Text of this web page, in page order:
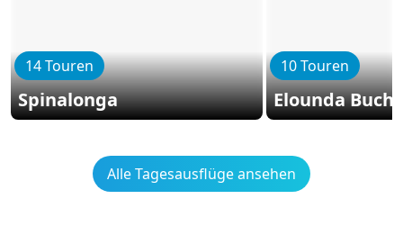
14 Touren
Spinalonga
10 Touren
Elounda Bucht
Alle Tagesausflüge ansehen